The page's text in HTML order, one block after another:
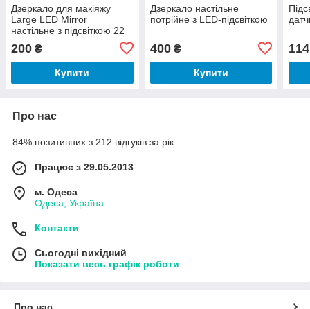
Дзеркало для макіяжу
Large LED Mirror
настільне з підсвіткою 22
200 ₴
Купити
Дзеркало настільне
потрійне з LED-підсвіткою
400₴
Купити
114
Про нас
84% позитивних з 212 відгуків за рік
Працює з 29.05.2013
м. Одеса
Одеса, Україна
Контакти
Сьогодні вихідний
Показати весь графік роботи